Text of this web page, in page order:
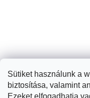
Sütiket használunk a
biztosítása, valamint
Ezeket elfogadhatja